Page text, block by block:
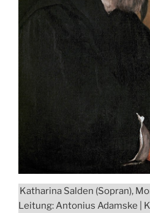
Katharina Salden (Sopran),
Leitung: Antonius Adamske |